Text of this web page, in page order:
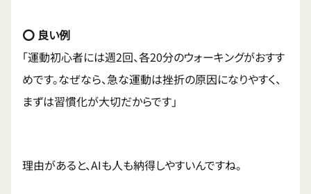
⭕ 良い例
「運動初心者には週2回、各20分のウォーキングがおすす
めです。なぜなら、急な運動は挫折の原因になりやすく、
まずは習慣化が大切だからです」
理由があると、AIも人も納得しやすいんですね。